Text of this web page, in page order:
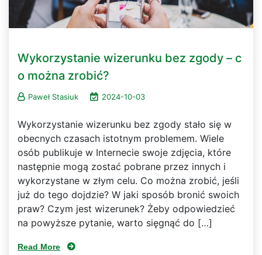
Wykorzystanie wizerunku bez zgody – c
o można zrobić?
Paweł Stasiuk 2024-10-03
Wykorzystanie wizerunku bez zgody stało się w
obecnych czasach istotnym problemem. Wiele
osób publikuje w Internecie swoje zdjęcia, które
następnie mogą zostać pobrane przez innych i
wykorzystane w złym celu. Co można zrobić, jeśli
już do tego dojdzie? W jaki sposób bronić swoich
praw? Czym jest wizerunek? Żeby odpowiedzieć
na powyższe pytanie, warto sięgnąć do […]
Read More